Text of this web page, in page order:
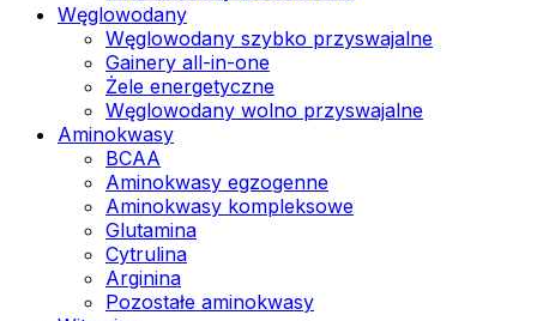
Węglowodany
Węglowodany szybko przyswajalne
Gainery all-in-one
Żele energetyczne
Węglowodany wolno przyswajalne
Aminokwasy
BCAA
Aminokwasy egzogenne
Aminokwasy kompleksowe
Glutamina
Cytrulina
Arginina
Pozostałe aminokwasy